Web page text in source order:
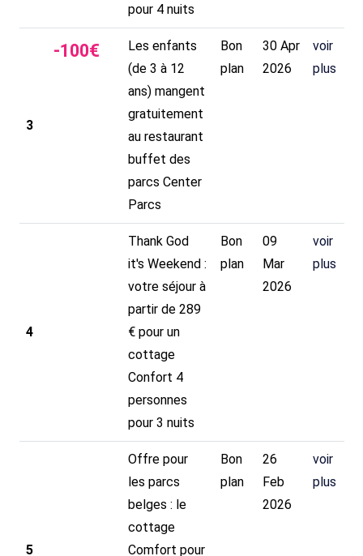
pour 4 nuits
3
-100€
Les enfants
(de 3 à 12
ans) mangent
gratuitement
au restaurant
buffet des
parcs Center
Parcs
Bon
plan
30 Apr
2026
voir
plus
4
Thank God
it's Weekend :
votre séjour à
partir de 289
€ pour un
cottage
Confort 4
personnes
pour 3 nuits
Bon
plan
09
Mar
2026
voir
plus
5
Offre pour
les parcs
belges : le
cottage
Comfort pour
Bon
plan
26
Feb
2026
voir
plus